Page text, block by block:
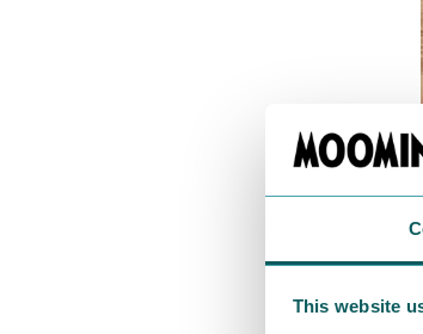
This website